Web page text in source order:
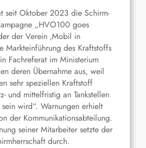
seit Oktober 2023 die Schirm­
„HVO100 goes
der Verein ‚Mobil in
Markteinführung des Kraftstoffs
Fachreferat im Ministerium
deren Übernahme aus, weil
sehr speziellen Kraftstoff
und mittelfristig an Tankstellen
wird“. Warnungen erhielt
der Kommunikations­abteilung.
seiner Mitarbeiter setzte der
durch.